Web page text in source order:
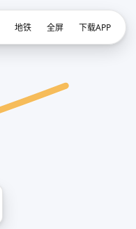
地铁 全屏 下载APP